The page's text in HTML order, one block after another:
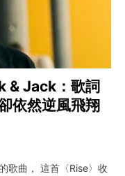
& Jack：歌詞
依然逆風飛翔
歌曲， 這首〈Rise〉收